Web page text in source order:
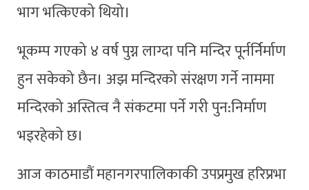
भाग भत्किएको थियो।
भूकम्प गएको ४ वर्ष पुग्न लाग्दा पनि मन्दिर पूर्नर्निर्माण
हुन सकेको छैन। अझ मन्दिरको संरक्षण गर्ने नाममा
मन्दिरको अस्तित्व नै संकटमा पर्ने गरी पुन:निर्माण
भइरहेको छ।
आज काठमाडौं महानगरपालिकाकी उपप्रमुख हरिप्रभा